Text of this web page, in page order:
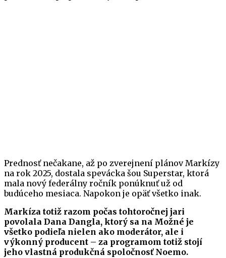
Prednosť nečakane, až po zverejnení plánov Markízy
na rok 2025, dostala spevácka šou Superstar, ktorá
mala nový federálny ročník ponúknuť už od
budúceho mesiaca. Napokon je opäť všetko inak.
Markíza totiž razom počas tohtoročnej jari
povolala Dana Dangla, ktorý sa na Možné je
všetko podieľa nielen ako moderátor, ale i
výkonný producent – za programom totiž stojí
jeho vlastná produkčná spoločnosť Noemo.